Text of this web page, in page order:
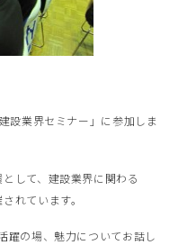
設業界セミナー」に参加しま
して、建設業界に関わる
れています。
躍の場、魅力についてお話し